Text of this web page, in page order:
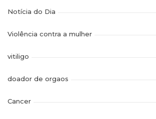
Notícia do Dia
Violência contra a mulher
vitiligo
doador de orgaos
Cancer